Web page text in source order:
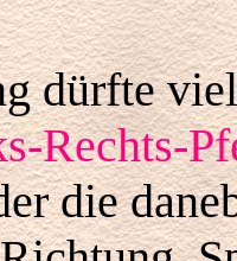
dürfte
Rechts-
die